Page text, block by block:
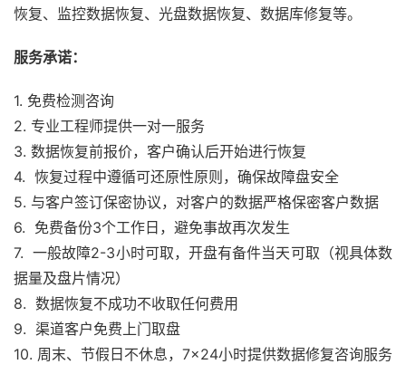
恢复、监控数据恢复、光盘数据恢复、数据库修复等。
服务承诺：
1. 免费检测咨询
2. 专业工程师提供一对一服务
3. 数据恢复前报价，客户确认后开始进行恢复
4.  恢复过程中遵循可还原性原则，确保故障盘安全
5. 与客户签订保密协议，对客户的数据严格保密客户数据
6.  免费备份3个工作日，避免事故再次发生
7.  一般故障2-3小时可取，开盘有备件当天可取（视具体数
据量及盘片情况）
8.  数据恢复不成功不收取任何费用
9.  渠道客户免费上门取盘
10. 周末、节假日不休息，7×24小时提供数据修复咨询服务